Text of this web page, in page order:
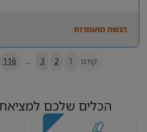
הגשת מועמדות
קודם 1
2
3
...
116
הכלים שלכם